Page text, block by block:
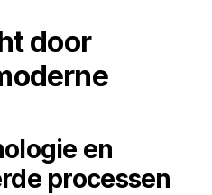
door
en
processen